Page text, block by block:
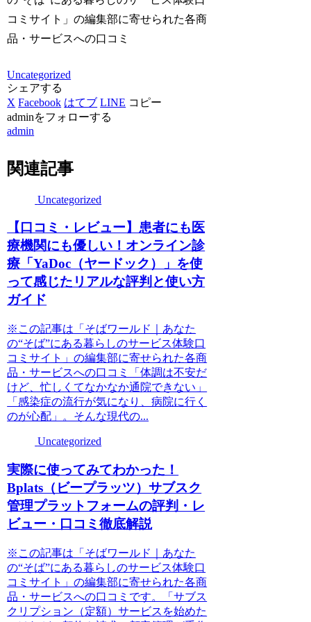
コミサイト」の編集部に寄せられた各商
品・サービスへの口コミ
Uncategorized
シェアする
X Facebook はてブ LINE コピー
adminをフォローする
admin
関連記事
Uncategorized
【口コミ・レビュー】患者にも医
療機関にも優しい！オンライン診
療「YaDoc（ヤードック）」を使
って感じたリアルな評判と使い方
ガイド
※この記事は「そばワールド｜あなた
の“そば”にある暮らしのサービス体験口
コミサイト」の編集部に寄せられた各商
品・サービスへの口コミ「体調は不安だ
けど、忙しくてなかなか通院できない」
「感染症の流行が気になり、病院に行く
のが心配」。そんな現代の...
Uncategorized
実際に使ってみてわかった！
Bplats（ビープラッツ）サブスク
管理プラットフォームの評判・レ
ビュー・口コミ徹底解説
※この記事は「そばワールド｜あなた
の“そば”にある暮らしのサービス体験口
コミサイト」の編集部に寄せられた各商
品・サービスへの口コミです。「サブス
クリプション（定額）サービスを始めた